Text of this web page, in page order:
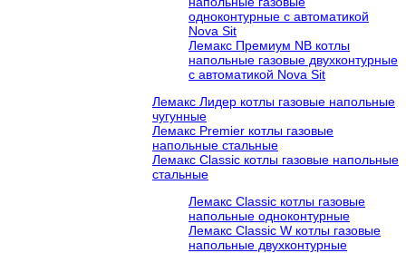
одноконтурные c автоматикой
Nova Sit
Лемакс Премиум NB котлы
напольные газовые двухконтурные
c автоматикой Nova Sit
Лемакс Лидер котлы газовые напольные
чугунные
Лемакс Premier котлы газовые
напольные стальные
Лемакс Classic котлы газовые напольные
стальные
Лемакс Classic котлы газовые
напольные одноконтурные
Лемакс Classic W котлы газовые
напольные двухконтурные